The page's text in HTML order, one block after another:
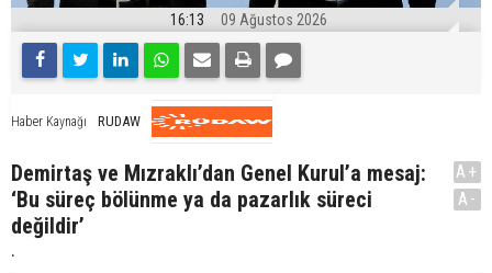
16:13 09 Ağustos 2026
Haber Kaynağı RUDAW
Demirtaş ve Mızraklı’dan Genel Kurul’a mesaj:
‘Bu süreç bölünme ya da pazarlık süreci
değildir’
.
A+
A-